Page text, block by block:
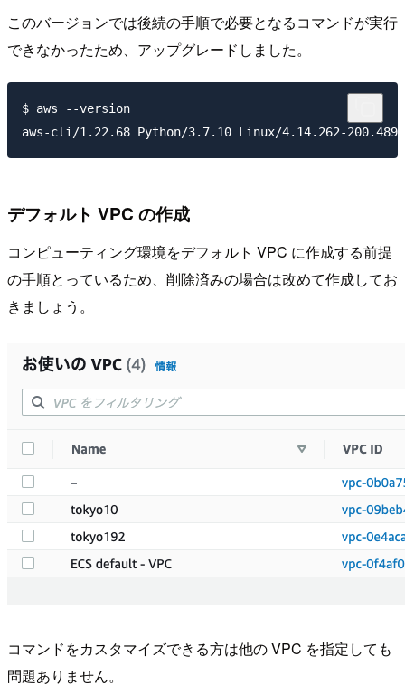
このバージョンでは後続の手順で必要となるコマンドが実行
できなかったため、アップグレードしました。
$ aws --version
デフォルト VPC の作成
コンピューティング環境をデフォルト VPC に作成する前提
の手順とっているため、削除済みの場合は改めて作成してお
きましょう。
コマンドをカスタマイズできる方は他の VPC を指定しても
問題ありません。